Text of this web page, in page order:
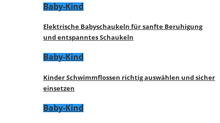
Baby-Kind
Elektrische Babyschaukeln für sanfte Beruhigung
und entspanntes Schaukeln
Baby-Kind
Kinder Schwimmflossen richtig auswählen und sicher
einsetzen
Baby-Kind